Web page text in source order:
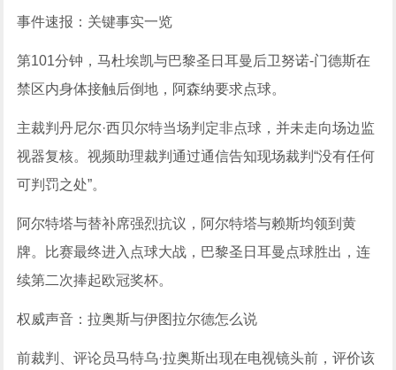
事件速报：关键事实一览
第101分钟，马杜埃凯与巴黎圣日耳曼后卫努诺-门德斯在
禁区内身体接触后倒地，阿森纳要求点球。
主裁判丹尼尔·西贝尔特当场判定非点球，并未走向场边监
视器复核。视频助理裁判通过通信告知现场裁判“没有任何
可判罚之处”。
阿尔特塔与替补席强烈抗议，阿尔特塔与赖斯均领到黄
牌。比赛最终进入点球大战，巴黎圣日耳曼点球胜出，连
续第二次捧起欧冠奖杯。
权威声音：拉奥斯与伊图拉尔德怎么说
前裁判、评论员马特乌·拉奥斯出现在电视镜头前，评价该